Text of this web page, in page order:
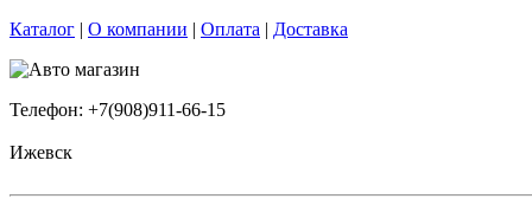
Каталог | О компании | Оплата | Доставка
Телефон: +7(908)911-66-15
Ижевск